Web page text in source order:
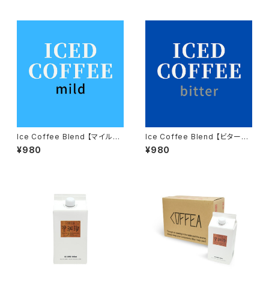
Ice Coffee Blend 【マイルド】
200ｇ入り
¥980
Ice Coffee Blend 【ビター】2
00g入り
¥980